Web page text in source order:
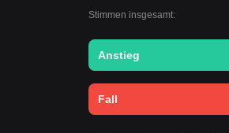
Stimmen insgesamt:
Anstieg
Fall